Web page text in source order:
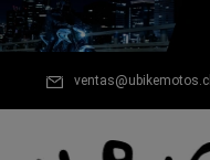
ventas@ubikemotos.cl